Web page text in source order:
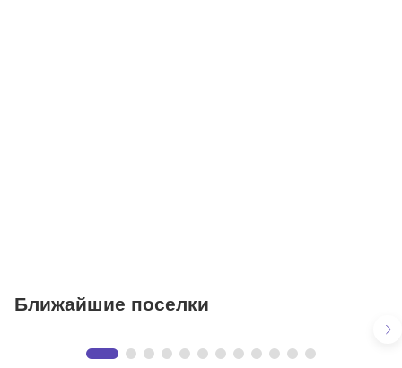
Ближайшие поселки
Третья охота